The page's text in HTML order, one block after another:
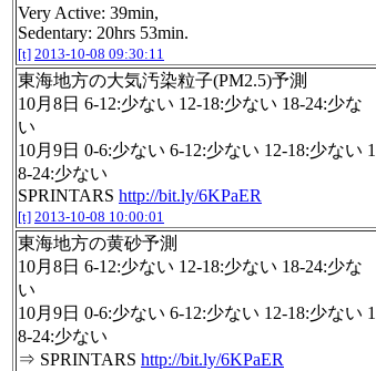
Very Active: 39min,
Sedentary: 20hrs 53min.
[t] 2013-10-08 09:30:11
東海地方の大気汚染粒子(PM2.5)予測
10月8日 6-12:少ない 12-18:少ない 18-24:少な
い
10月9日 0-6:少ない 6-12:少ない 12-18:少ない 1
8-24:少ない
SPRINTARS http://bit.ly/6KPaER
[t] 2013-10-08 10:00:01
東海地方の黄砂予測
10月8日 6-12:少ない 12-18:少ない 18-24:少な
い
10月9日 0-6:少ない 6-12:少ない 12-18:少ない 1
8-24:少ない
⇒ SPRINTARS http://bit.ly/6KPaER